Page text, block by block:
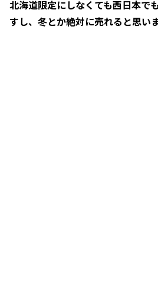
北海道限定にしなくても西日本で
すし、冬とか絶対に売れると思い